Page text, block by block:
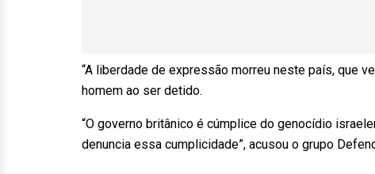
“A liberdade de expressão morreu neste país, que
homem ao ser detido.
“O governo britânico é cúmplice do genocídio
denuncia essa cumplicidade”, acusou o grupo